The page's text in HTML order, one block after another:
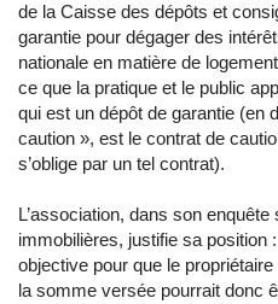
de la Caisse des dépôts et
garantie pour dégager des
nationale en matière de
ce que la pratique et le public
qui est un dépôt de garantie (en
caution », est le contrat de
s’oblige par un tel contrat).
L’association, dans son
immobilières, justifie sa position
objective pour que le
la somme versée pourrait donc